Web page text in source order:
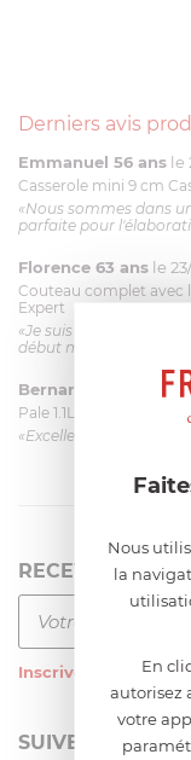
Derniers avis
Emmanuel 56 ans le
Casserole mini 9 cm
«Nous sommes dans
parfaite pour
Florence 63 ans le
Couteau complet avec
Expert
«Je suis satisfaite du
début mais ça le fait.
Bernard le 23/06/
Pale 1.1L pour Glacier
«Excellent: produit et
RECEVEZ LA
Inscrivez-vous à
SUIVEZ-NOUS
Nous
la
En
autorisez
votre